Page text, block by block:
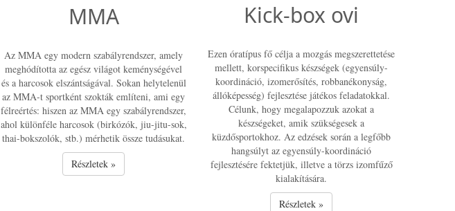
MMA
Az MMA egy modern szabályrendszer, amely
meghódította az egész világot keménységével
és a harcosok elszántságával. Sokan helytelenül
az MMA-t sportként szokták említeni, ami egy
félreértés: hiszen az MMA egy szabályrendszer,
ahol különféle harcosok (birkózók, jiu-jitu-sok,
thai-bokszolók, stb.) mérhetik össze tudásukat.
Részletek »
Kick-box ovi
Ezen óratípus fő célja a mozgás megszerettetése
mellett, korspecifikus készségek (egyensúly-
koordináció, izomerősítés, robbanékonyság,
állóképesség) fejlesztése játékos feladatokkal.
Célunk, hogy megalapozzuk azokat a
készségeket, amik szükségesek a
küzdősportokhoz. Az edzések során a legfőbb
hangsúlyt az egyensúly-koordináció
fejlesztésére fektetjük, illetve a törzs izomfűző
kialakítására.
Részletek »